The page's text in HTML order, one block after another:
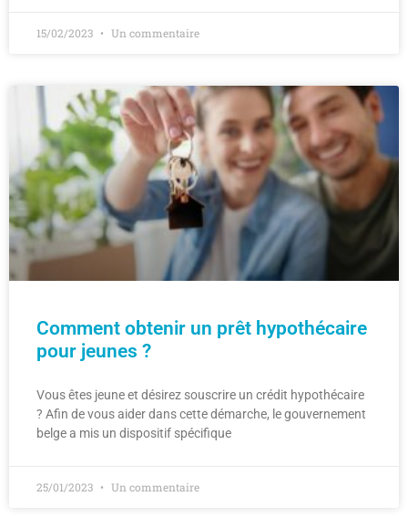
15/02/2023 Un commentaire
Comment obtenir un prêt hypothécaire
pour jeunes ?
Vous êtes jeune et désirez souscrire un crédit hypothécaire
? Afin de vous aider dans cette démarche, le gouvernement
belge a mis un dispositif spécifique
25/01/2023 Un commentaire